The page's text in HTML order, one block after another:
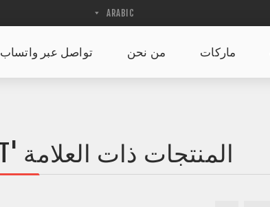
ماركات من نحن تواصل عبر واتساب
المنتجات ذات العلامة 'BENCH PRESS SUPPORT'